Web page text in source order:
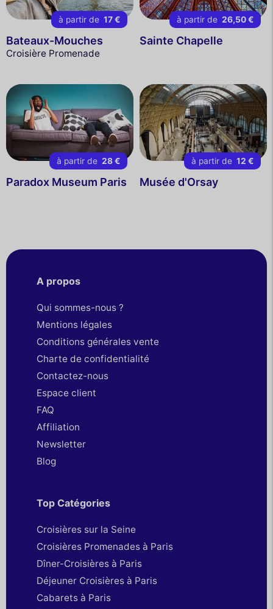
à partir de 17 €
Bateaux-Mouches
Croisière Promenade
à partir de 26,50 €
Sainte Chapelle
à partir de 28 €
Paradox Museum Paris
à partir de 12 €
Musée d'Orsay
A propos
Qui sommes-nous ?
Mentions légales
Conditions générales vente
Charte de confidentialité
Contactez-nous
Espace client
FAQ
Affiliation
Newsletter
Blog
Top Catégories
Croisières sur la Seine
Croisières Promenades à Paris
Dîner-Croisières à Paris
Déjeuner Croisières à Paris
Cabarets à Paris